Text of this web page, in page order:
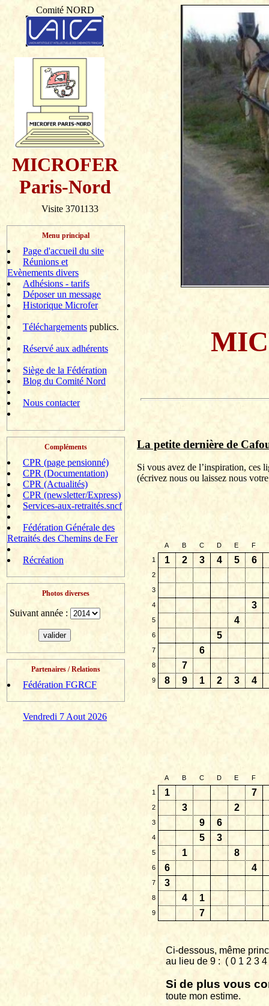
Comité NORD
MICROFER
Paris-Nord
Visite 3701133
Menu principal
Page d'accueil du site
Réunions et
Evènements divers
Adhésions - tarifs
Déposer un message
Historique Microfer
Téléchargements publics.
Réservé aux adhérents
Siège de la Fédération
Blog du Comité Nord
Nous contacter
Compléments
CPR (page pensionné)
CPR (Documentation)
CPR (Actualités)
CPR (newsletter/Express)
Services-aux-retraités.sncf
Fédération Générale des
Retraités des Chemins de Fer
Récréation
Photos diverses
Suivant année :
Partenaires / Relations
Fédération FGRCF
Vendredi 7 Aout 2026
La petite dernière de
Si vous avez de l’inspiration, ces
(écrivez nous ou laissez nous
A B C D E F
1
1 2 3 4 5 6
2
3
4 3
5 4
6 5
7 6
8 7
9 8 9 1 2 3 4
A B C D E F
1
1 7
2 3 2
3 9 6
4 5 3
5 1 8
6 6 4
7 3
8 4 1
9 7
Ci-dessous, même
au lieu de 9 : ( 0 1 2 3
Si de plus vous
toute mon estime.